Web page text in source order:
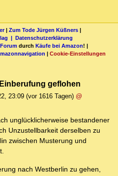
| Zum Tode Jürgen Küßners |
| Datenschutzerklärung
durch Käufe bei Amazon! |
| Cookie-Einstellungen
geflohen
23:09 (vor 1616 Tagen) @
unglücklicherweise bestandener
Unzustellbarkeit derselben zu
zwischen Musterung und
nach Westberlin zu gehen,